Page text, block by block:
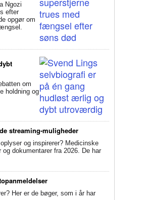
Ngozi
efter
opgør om
om
holdning og
streaming-muligheder
og inspirerer? Medicinske
dokumentarer fra 2026. De har
Her er de bøger, som i år har